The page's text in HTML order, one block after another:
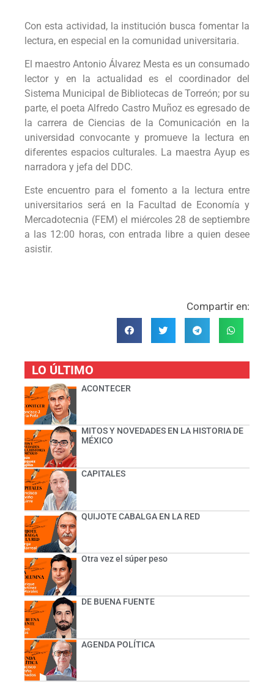
Con esta actividad, la institución busca fomentar la
lectura, en especial en la comunidad universitaria.
El maestro Antonio Álvarez Mesta es un consumado
lector y en la actualidad es el coordinador del
Sistema Municipal de Bibliotecas de Torreón; por su
parte, el poeta Alfredo Castro Muñoz es egresado de
la carrera de Ciencias de la Comunicación en la
universidad convocante y promueve la lectura en
diferentes espacios culturales. La maestra Ayup es
narradora y jefa del DDC.
Este encuentro para el fomento a la lectura entre
universitarios será en la Facultad de Economía y
Mercadotecnia (FEM) el miércoles 28 de septiembre
a las 12:00 horas, con entrada libre a quien desee
asistir.
Compartir en:
LO ÚLTIMO
ACONTECER
MITOS Y NOVEDADES EN LA HISTORIA DE
MÉXICO
CAPITALES
QUIJOTE CABALGA EN LA RED
Otra vez el súper peso
DE BUENA FUENTE
AGENDA POLÍTICA